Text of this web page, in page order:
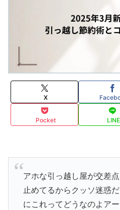
X
Pocket LINE
アホな引っ越し屋が交差
止めてるからクッソ迷惑
にこれってどうなのよア